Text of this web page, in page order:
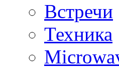
Встречи
Техника